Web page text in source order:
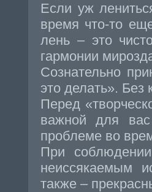
Если уж
время что-то
лень – это
гармонии
Сознательно
это делать». Без
Перед
важной для
проблеме во
При
неиссякаемым
также –